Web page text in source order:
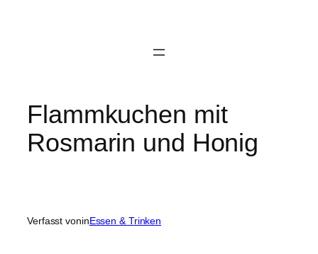
Flammkuchen mit
Rosmarin und Honig
Verfasst voninEssen & Trinken